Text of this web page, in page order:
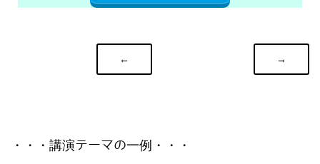
← →
・・・講演テーマの一例・・・